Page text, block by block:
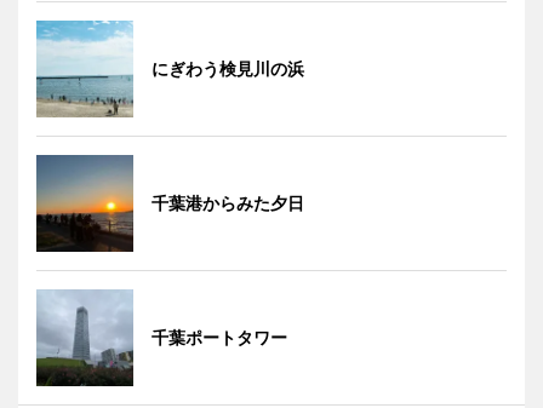
にぎわう検見川の浜
千葉港からみた夕日
千葉ポートタワー